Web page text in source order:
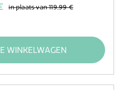
in plaats van119,99 €
WINKELWAGEN